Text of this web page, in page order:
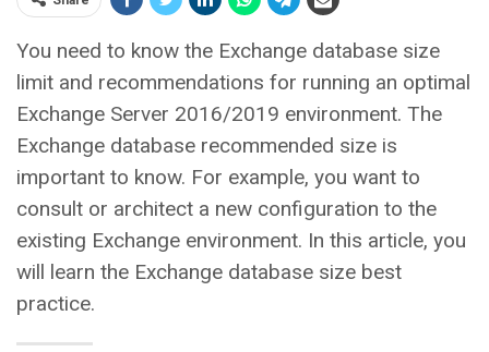
You need to know the Exchange database size
limit and recommendations for running an optimal
Exchange Server 2016/2019 environment. The
Exchange database recommended size is
important to know. For example, you want to
consult or architect a new configuration to the
existing Exchange environment. In this article, you
will learn the Exchange database size best
practice.